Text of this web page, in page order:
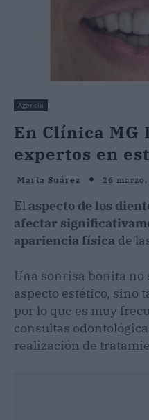
Agencia
En Clínica MG
expertos en
Marta Suárez 26
El aspecto de los
afectar
apariencia física de
Una sonrisa bonita no
aspecto estético, sino
por lo que es muy
consultas
realización de